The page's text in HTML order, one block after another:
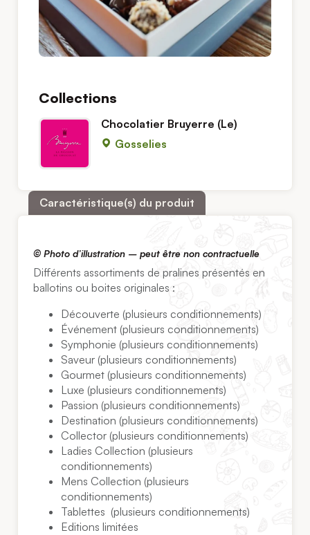
Collections
Chocolatier Bruyerre (Le)
Gosselies
Caractéristique(s) du produit
©Photo d’illustration – peut être non contractuelle
Différents assortiments de pralines présentés en
ballotins ou boites originales :
Découverte (plusieurs conditionnements)
Événement (plusieurs conditionnements)
Symphonie (plusieurs conditionnements)
Saveur (plusieurs conditionnements)
Gourmet (plusieurs conditionnements)
Luxe (plusieurs conditionnements)
Passion (plusieurs conditionnements)
Destination (plusieurs conditionnements)
Collector (plusieurs conditionnements)
Ladies Collection (plusieurs
conditionnements)
Mens Collection (plusieurs
conditionnements)
Tablettes (plusieurs conditionnements)
Editions limitées